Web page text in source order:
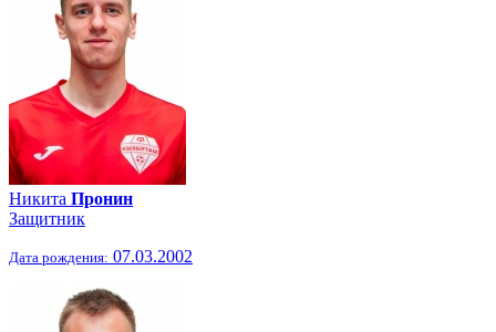
Никита Пронин
Защитник
Дата рождения: 07.03.2002